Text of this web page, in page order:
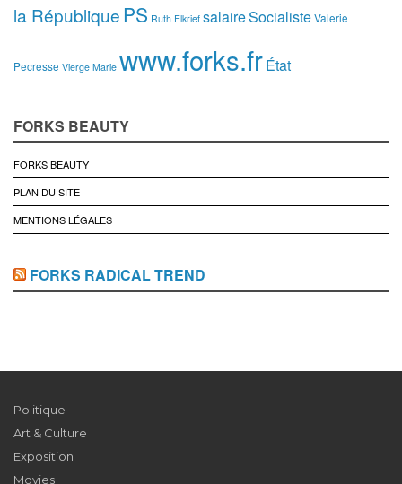
la République PS Ruth Elkrief salaireSocialisteValerie
Pecresse Vierge Marie www.forks.frÉtat
FORKS BEAUTY
FORKS BEAUTY
PLAN DU SITE
MENTIONS LÉGALES
FORKS RADICAL TREND
Politique
Art & Culture
Exposition
Movies